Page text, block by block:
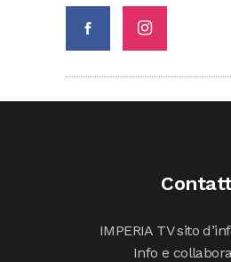
IMPERIA TV sito
Info e